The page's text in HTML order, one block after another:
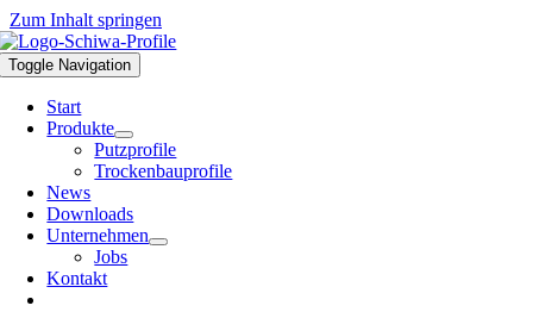
Zum Inhalt springen
Toggle Navigation
Start
Produkte
Putzprofile
Trockenbauprofile
News
Downloads
Unternehmen
Jobs
Kontakt